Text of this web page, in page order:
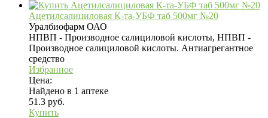
Ацетилсалициловая К-та-УБФ таб 500мг №20
Уралбиофарм ОАО
НПВП - Производное салициловой кислоты, НПВП -
Производное салициловой кислоты. Антиагрегантное
средство
Избранное
Цена:
Найдено в 1 аптеке
51.3 руб.
Купить